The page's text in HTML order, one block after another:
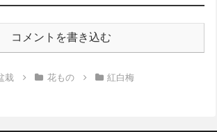
コメントを書き込む
栽 花もの 紅白梅